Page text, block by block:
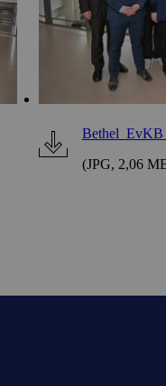
(JPG, 2,06